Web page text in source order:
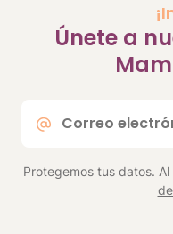
Únete a
electrónico
Protegemos tus datos.